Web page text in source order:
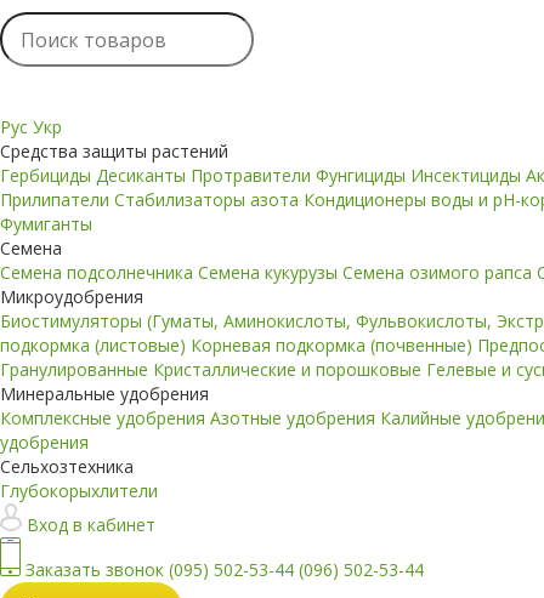
Рус Укр
Средства защиты растений
Гербициды Десиканты Протравители Фунгициды Инсектициды
Прилипатели Стабилизаторы азота Кондиционеры воды и pH-
Фумиганты
Семена
Семена подсолнечника Семена кукурузы Семена озимого рапса
Микроудобрения
Биостимуляторы (Гуматы, Аминокислоты, Фульвокислоты,
подкормка (листовые) Корневая подкормка (почвенные)
Гранулированные Кристаллические и порошковые Гелевые и
Минеральные удобрения
Комплексные удобрения Азотные удобрения Калийные
удобрения
Сельхозтехника
Глубокорыхлители
Вход в кабинет
Заказать звонок (095) 502-53-44 (096) 502-53-44